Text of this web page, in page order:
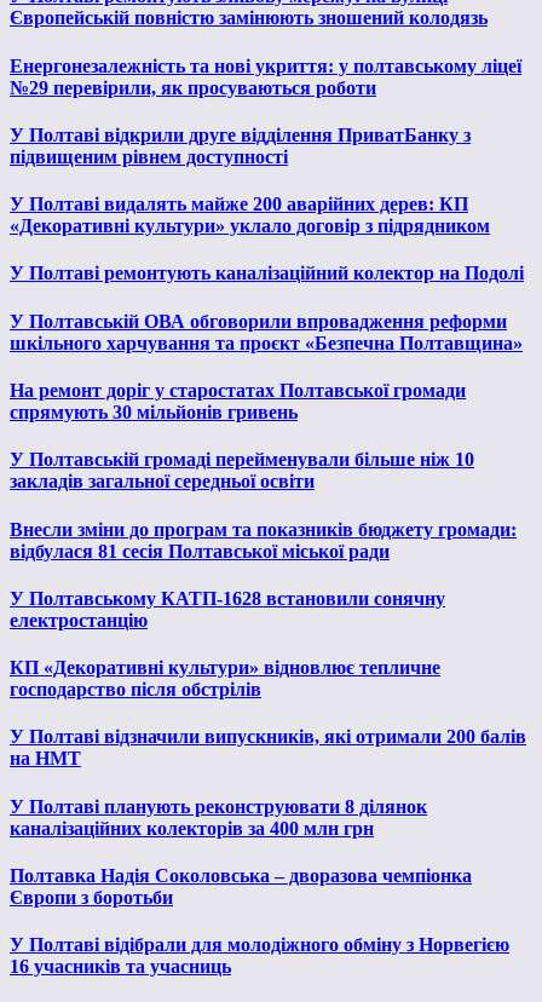
Європейській повністю замінюють зношений колодязь
Енергонезалежність та нові укриття: у полтавському ліцеї
№29 перевірили, як просуваються роботи
У Полтаві відкрили друге відділення ПриватБанку з
підвищеним рівнем доступності
У Полтаві видалять майже 200 аварійних дерев: КП
«Декоративні культури» уклало договір з підрядником
У Полтаві ремонтують каналізаційний колектор на Подолі
У Полтавській ОВА обговорили впровадження реформи
шкільного харчування та проєкт «Безпечна Полтавщина»
На ремонт доріг у старостатах Полтавської громади
спрямують 30 мільйонів гривень
У Полтавській громаді перейменували більше ніж 10
закладів загальної середньої освіти
Внесли зміни до програм та показників бюджету громади:
відбулася 81 сесія Полтавської міської ради
У Полтавському КАТП-1628 встановили сонячну
електростанцію
КП «Декоративні культури» відновлює тепличне
господарство після обстрілів
У Полтаві відзначили випускників, які отримали 200 балів
на НМТ
У Полтаві планують реконструювати 8 ділянок
каналізаційних колекторів за 400 млн грн
Полтавка Надія Соколовська – дворазова чемпіонка
Європи з боротьби
У Полтаві відібрали для молодіжного обміну з Норвегією
16 учасників та учасниць